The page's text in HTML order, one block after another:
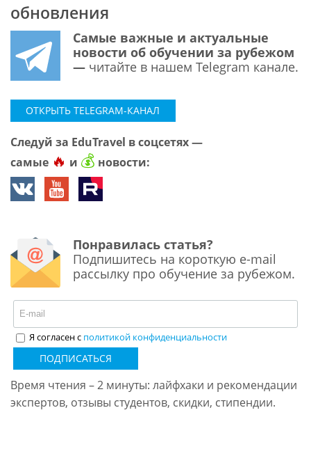
обновления
Самые важные и актуальные
новости об обучении за рубежом
— читайте в нашем Telegram канале.
ОТКРЫТЬ TELEGRAM-КАНАЛ
Следуй за EduTravel в соцсетях —
самые 🔥 и 💰 новости:
Понравилась статья?
Подпишитесь на короткую e-mail
рассылку про обучение за рубежом.
Я согласен с политикой конфиденциальности
ПОДПИСАТЬСЯ
Время чтения – 2 минуты: лайфхаки и рекомендации
экспертов, отзывы студентов, скидки, стипендии.